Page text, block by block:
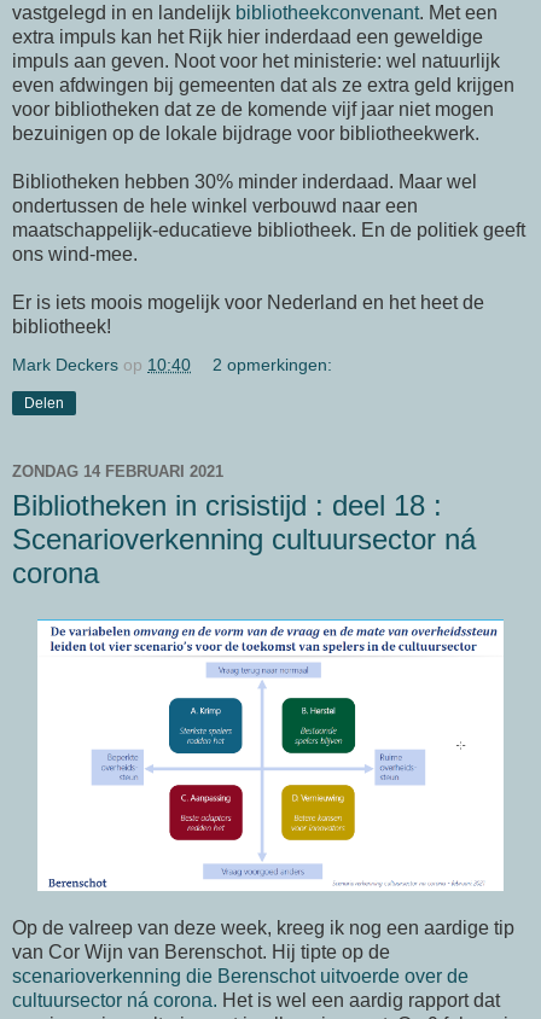
vastgelegd in en landelijk bibliotheekconvenant. Met een
extra impuls kan het Rijk hier inderdaad een geweldige
impuls aan geven. Noot voor het ministerie: wel natuurlijk
even afdwingen bij gemeenten dat als ze extra geld krijgen
voor bibliotheken dat ze de komende vijf jaar niet mogen
bezuinigen op de lokale bijdrage voor bibliotheekwerk.
Bibliotheken hebben 30% minder inderdaad. Maar wel
ondertussen de hele winkel verbouwd naar een
maatschappelijk-educatieve bibliotheek. En de politiek geeft
ons wind-mee.
Er is iets moois mogelijk voor Nederland en het heet de
bibliotheek!
Mark Deckers op 10:40 2 opmerkingen:
Delen
ZONDAG 14 FEBRUARI 2021
Bibliotheken in crisistijd : deel 18 :
Scenarioverkenning cultuursector ná
corona
Op de valreep van deze week, kreeg ik nog een aardige tip
van Cor Wijn van Berenschot. Hij tipte op de
scenarioverkenning die Berenschot uitvoerde over de
cultuursector ná corona. Het is wel een aardig rapport dat